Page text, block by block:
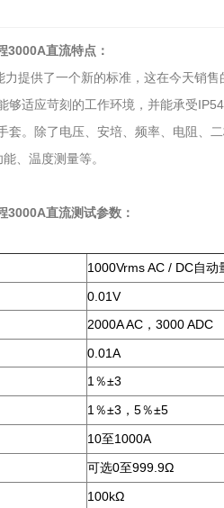
3000A直流特点：
提供了一个新的标准，这在今天销
够适应苛刻的工作环境，并能承受
套。除了电压、安培、频率、电阻、
、温度测量等。
3000A直流测试参数：
1000Vrms AC / DC自动
0.01V
2000A AC ，3000 ADC
0.01A
1 ％±3
1 ％±3 ，5％±5
10至 1000A
可选0至999.9Ω
100kΩ